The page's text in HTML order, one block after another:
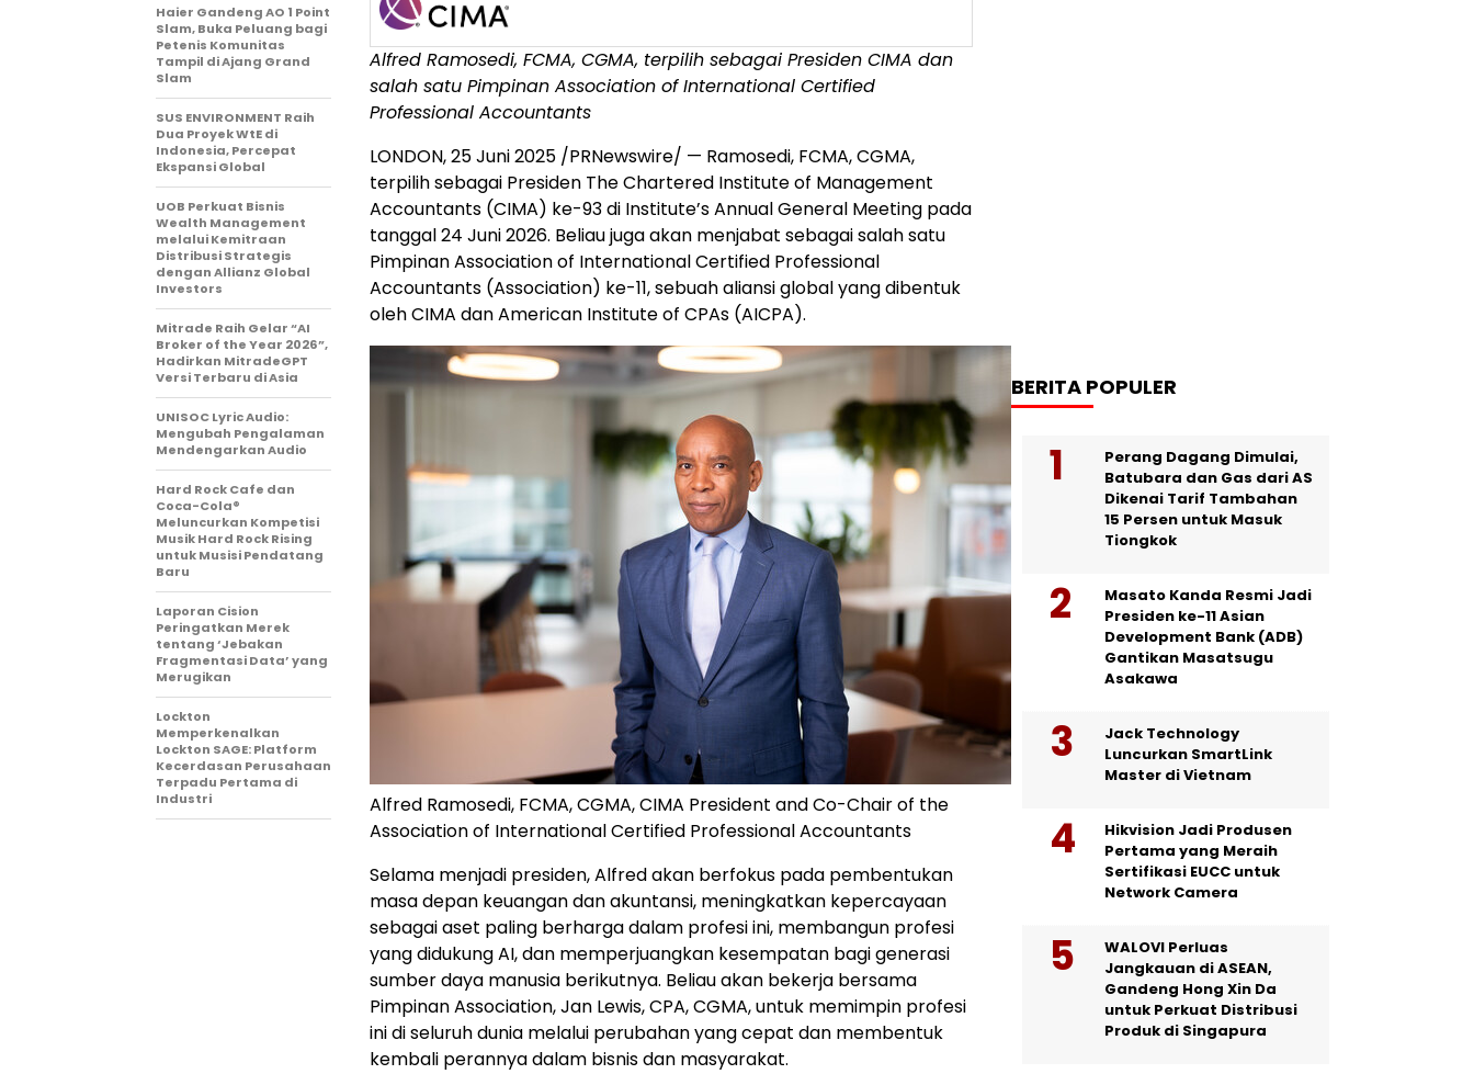
Alfred Ramosedi, FCMA, CGMA, terpilih sebagai Presiden CIMA dan
salah satu Pimpinan Association of International Certified
Professional Accountants
LONDON,25 Juni 2025 /PRNewswire/ — Ramosedi, FCMA, CGMA,
terpilih sebagai Presiden The Chartered Institute of Management
Accountants (CIMA) ke-93 di Institute’s Annual General Meeting pada
tanggal 24 Juni 2026. Beliau juga akan menjabat sebagai salah satu
Pimpinan Association of International Certified Professional
Accountants (Association) ke-11, sebuah aliansi global yang dibentuk
oleh CIMA dan American Institute of CPAs (AICPA).
Alfred Ramosedi, FCMA, CGMA, CIMA President and Co-Chair of the
Association of International Certified Professional Accountants
Selama menjadi presiden, Alfred akan berfokus pada pembentukan
masa depan keuangan dan akuntansi, meningkatkan kepercayaan
sebagai aset paling berharga dalam profesi ini, membangun profesi
yang didukung AI, dan memperjuangkan kesempatan bagi generasi
sumber daya manusia berikutnya. Beliau akan bekerja bersama
Pimpinan Association, Jan Lewis, CPA, CGMA, untuk memimpin profesi
ini di seluruh dunia melalui perubahan yang cepat dan membentuk
kembali perannya dalam bisnis dan masyarakat.
Haier Gandeng AO 1 Point
Slam, Buka Peluang bagi
Petenis Komunitas
Tampil di Ajang Grand
Slam
SUS ENVIRONMENT Raih
Dua Proyek WtE di
Indonesia, Percepat
Ekspansi Global
UOB Perkuat Bisnis
Wealth Management
melalui Kemitraan
Distribusi Strategis
dengan Allianz Global
Investors
Mitrade Raih Gelar “AI
Broker of the Year 2026”,
Hadirkan MitradeGPT
Versi Terbaru di Asia
UNISOC Lyric Audio:
Mengubah Pengalaman
Mendengarkan Audio
Hard Rock Cafe dan
Coca-Cola®
Meluncurkan Kompetisi
Musik Hard Rock Rising
untuk Musisi Pendatang
Baru
Laporan Cision
Peringatkan Merek
tentang ‘Jebakan
Fragmentasi Data’ yang
Merugikan
Lockton
Memperkenalkan
Lockton SAGE: Platform
Kecerdasan Perusahaan
Terpadu Pertama di
Industri
BERITA POPULER
Perang Dagang Dimulai,
Batubara dan Gas dari AS
Dikenai Tarif Tambahan
15 Persen untuk Masuk
Tiongkok
Masato Kanda Resmi Jadi
Presiden ke-11 Asian
Development Bank (ADB)
Gantikan Masatsugu
Asakawa
Jack Technology
Luncurkan SmartLink
Master di Vietnam
Hikvision Jadi Produsen
Pertama yang Meraih
Sertifikasi EUCC untuk
Network Camera
WALOVI Perluas
Jangkauan di ASEAN,
Gandeng Hong Xin Da
untuk Perkuat Distribusi
Produk di Singapura